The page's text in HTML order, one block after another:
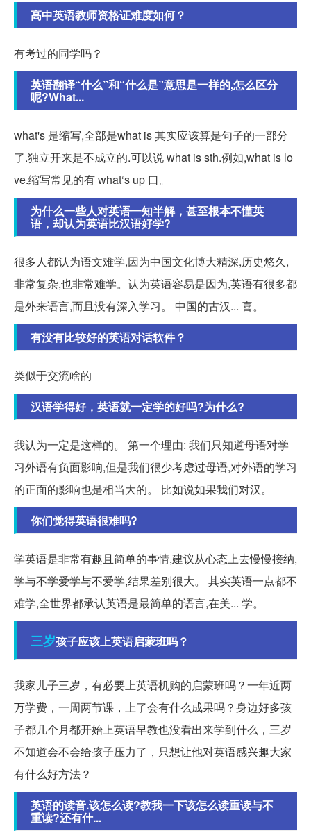
高中英语教师资格证难度如何？
有考过的同学吗？
英语翻译“什么”和“什么是”意思是一样的,怎么区分
呢?What...
what's 是缩写,全部是what is 其实应该算是句子的一部分
了.独立开来是不成立的.可以说 what is sth.例如,what is lo
ve.缩写常见的有 what‘s up 口。
为什么一些人对英语一知半解，甚至根本不懂英
语，却认为英语比汉语好学?
很多人都认为语文难学,因为中国文化博大精深,历史悠久,
非常复杂,也非常难学。认为英语容易是因为,英语有很多都
是外来语言,而且没有深入学习。 中国的古汉... 喜。
有没有比较好的英语对话软件？
类似于交流啥的
汉语学得好，英语就一定学的好吗?为什么?
我认为一定是这样的。 第一个理由: 我们只知道母语对学
习外语有负面影响,但是我们很少考虑过母语,对外语的学习
的正面的影响也是相当大的。 比如说如果我们对汉。
你们觉得英语很难吗?
学英语是非常有趣且简单的事情,建议从心态上去慢慢接纳,
学与不学爱学与不爱学,结果差别很大。 其实英语一点都不
难学,全世界都承认英语是最简单的语言,在美... 学。
三岁孩子应该上英语启蒙班吗？
我家儿子三岁，有必要上英语机购的启蒙班吗？一年近两
万学费，一周两节课，上了会有什么成果吗？身边好多孩
子都几个月都开始上英语早教也没看出来学到什么，三岁
不知道会不会给孩子压力了，只想让他对英语感兴趣大家
有什么好方法？
英语的读音.该怎么读?教我一下该怎么读重读与不
重读?还有什...